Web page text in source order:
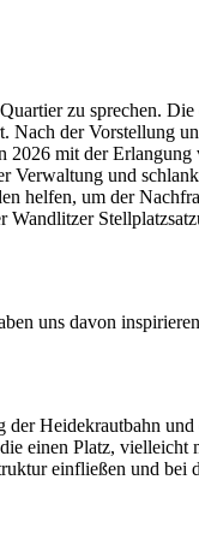
zu sprechen.
der Vorstellung
mit der
und
helfen, um der
uns davon
Heidekrautbahn
einen Platz,
einfließen und